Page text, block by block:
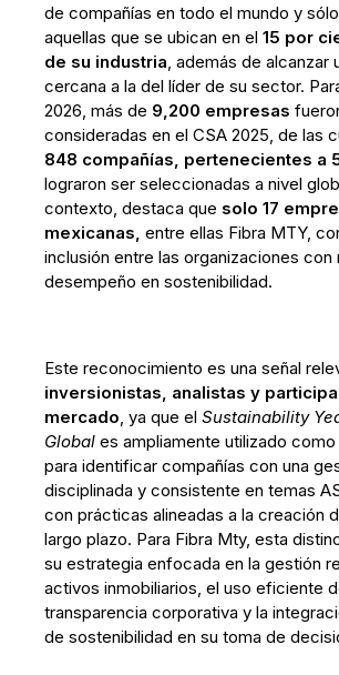
de compañías en todo el mundo y
aquellas que se ubican en el15 por
de su industria, además de alcanzar
cercana a la del líder de su sector.
2026, más de 9,200 empresas
consideradas en el CSA 2025, de las
848 compañías, pertenecientes a
lograron ser seleccionadas a nivel
contexto, destaca que solo 17
mexicanas, entre ellas Fibra MTY,
inclusión entre las organizaciones con
desempeño en sostenibilidad.
Este reconocimiento es una señal
inversionistas, analistas y
mercado, ya que elSustainability
Globales ampliamente utilizado
para identificar compañías con una
disciplinada y consistente en temas
con prácticas alineadas a la creación
largo plazo. Para Fibra Mty, esta
su estrategia enfocada en la gestión
activos inmobiliarios, el uso eficiente
transparencia corporativa y la
de sostenibilidad en su toma de